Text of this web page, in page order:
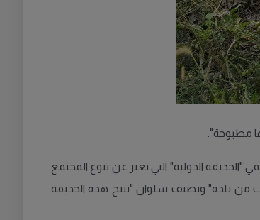
في "الحديقة الدولية" التي تعبر عن تنوع المجتمع
من بلده" ويضيف سلوان "تتيح هذه الحديقة